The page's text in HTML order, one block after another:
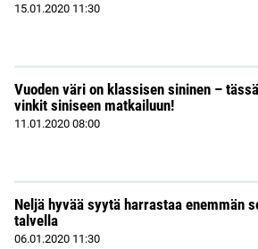
15.01.2020 11:30
Vuoden väri on klassisen sininen – tässä
vinkit siniseen matkailuun!
11.01.2020 08:00
Neljä hyvää syytä harrastaa enemmän
talvella
06.01.2020 11:30